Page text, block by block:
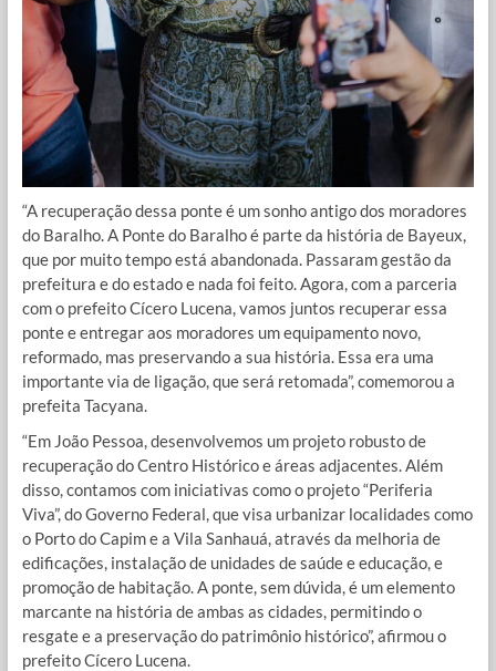
“A recuperação dessa ponte é um sonho antigo dos moradores
do Baralho. A Ponte do Baralho é parte da história de Bayeux,
que por muito tempo está abandonada. Passaram gestão da
prefeitura e do estado e nada foi feito. Agora, com a parceria
com o prefeito Cícero Lucena, vamos juntos recuperar essa
ponte e entregar aos moradores um equipamento novo,
reformado, mas preservando a sua história. Essa era uma
importante via de ligação, que será retomada”, comemorou a
prefeita Tacyana.
“Em João Pessoa, desenvolvemos um projeto robusto de
recuperação do Centro Histórico e áreas adjacentes. Além
disso, contamos com iniciativas como o projeto “Periferia
Viva”, do Governo Federal, que visa urbanizar localidades como
o Porto do Capim e a Vila Sanhauá, através da melhoria de
edificações, instalação de unidades de saúde e educação, e
promoção de habitação. A ponte, sem dúvida, é um elemento
marcante na história de ambas as cidades, permitindo o
resgate e a preservação do patrimônio histórico”, afirmou o
prefeito Cícero Lucena.